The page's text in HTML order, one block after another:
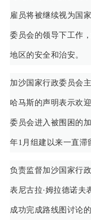
雇员将被继续视为国
委员会的领导下工作
地区的安全和治安。
加沙国家行政委员会
哈马斯的声明表示欢
委员会进入被围困的
年1月组建以来一直滞
负责监督加沙国家行
表尼古拉·姆拉德诺夫
成功完成路线图讨论